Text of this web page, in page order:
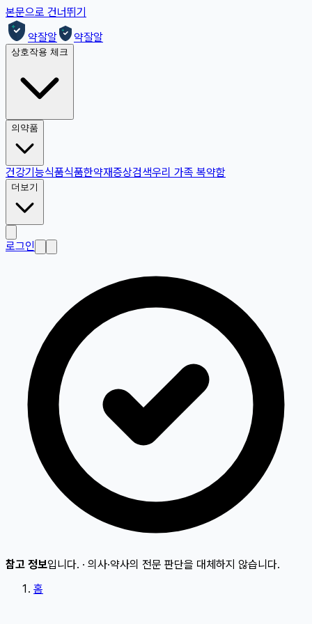
본문으로 건너뛰기
약잘알
약잘알
상호작용 체크
의약품
건강기능식품식품한약재증상검색우리 가족 복약함
더보기
로그인
참고 정보입니다. · 의사·약사의 전문 판단을 대체하지 않습니다.
홈